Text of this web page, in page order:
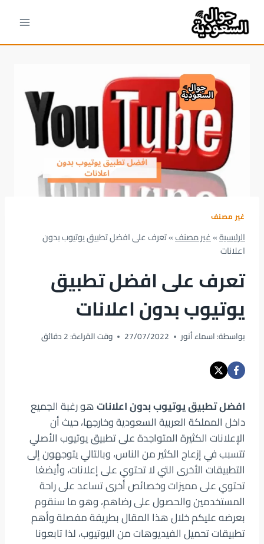
المحتوى
غير مصنف
الرئيسية»غير مصنف»تعرف على افضل تطبيق يوتيوب بدون
اعلانات
تعرف على افضل تطبيق
يوتيوب بدون اعلانات
بواسطة:اسماء أنور 27/07/2022 وقت القراءة:2دقائق
افضل تطبيق يوتيوب بدون اعلاناتهو رغبة الجميع
داخل المملكة العربية السعودية وخارجها، حيث أن
الإعلانات الكثيرة المتواجدة على تطبيق يوتيوب الأصلي
تتسبب في إزعاج الكثير من الناس، وبالتالي يتوجهون إلى
التطبيقات الأخرى التي لا تحتوي على إعلانات، وأيضغا
تحتوي على مميزات وخصائص أخرى تساعد على راحة
المستخدمين والحصول على رضاهم، وهو ما سنقوم
بعرضه عليكم خلال هذا المقال بطريقة مفصلة وأهم
تطبيقات تحميل الفيديوهات من اليوتيوب، لذا تابعونا